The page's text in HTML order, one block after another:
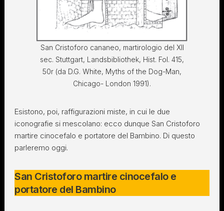
San Cristoforo cananeo, martirologio del XII
sec. Stuttgart, Landsbibliothek, Hist. Fol. 415,
50r (da D.G. White, Myths of the Dog-Man,
Chicago- London 1991).
Esistono, poi, raffigurazioni miste, in cui le due
iconografie si mescolano: ecco dunque San Cristoforo
martire cinocefalo e portatore del Bambino. Di questo
parleremo oggi.
San Cristoforo martire cinocefalo e
portatore del Bambino